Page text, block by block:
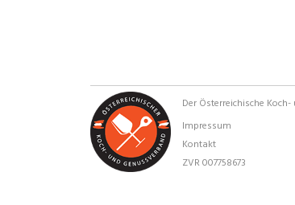
Der Österreichische
Impressum
Kontakt
ZVR 007758673